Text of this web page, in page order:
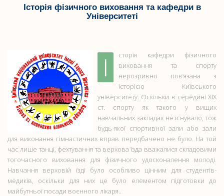
Історія фізичного виховання та кафедри в
Університеті
Історія кафедри фізичного
виховання та спорту
нерозривно пов’язана з
історією Київського
університету. Оскільки в середині ХІХ
ст. спорту як такого у вищих
навчальних закладах не існувало, тож
будь-якої спортивної зали або зали
для виконання гімнастичних вправ передбачено не було. На той
час лише танці, фехтування та верхова їзда вважалися складовими
тогочасного виховання для фізичного удосконалення молоді.
Навчання верховій їзді було особливо цінним для студентів-
медиків, оскільки для них це було елементом підготовки до
майбутньої посади воєнного лікаря..